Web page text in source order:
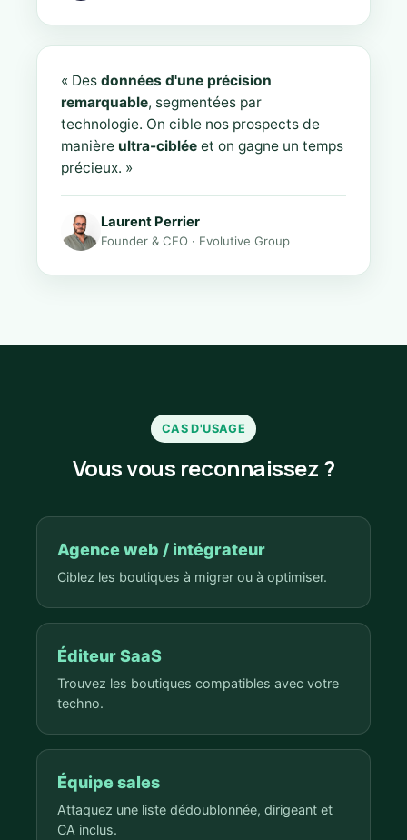
« Des données d'une précision
remarquable, segmentées par
technologie. On cible nos prospects de
manière ultra-ciblée et on gagne un temps
précieux. »
Laurent Perrier
Founder & CEO · Evolutive Group
CAS D'USAGE
Vous vous reconnaissez ?
Agence web / intégrateur
Ciblez les boutiques à migrer ou à optimiser.
Éditeur SaaS
Trouvez les boutiques compatibles avec votre
techno.
Équipe sales
Attaquez une liste dédoublonnée, dirigeant et
CA inclus.